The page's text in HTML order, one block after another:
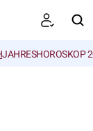
JAHRESHOROSKOP